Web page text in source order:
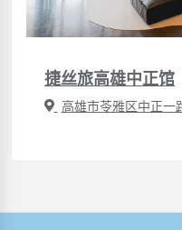
捷丝旅高雄中正馆
高雄市苓雅区中正一